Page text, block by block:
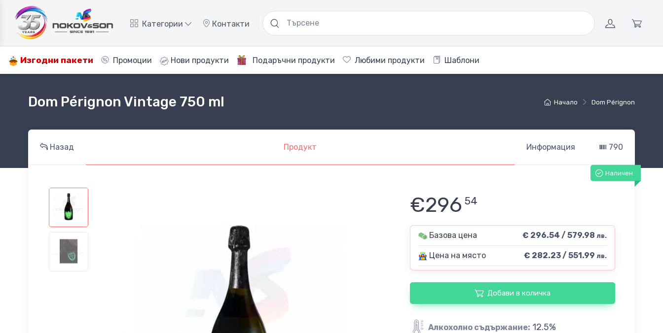
Категории Контакти
Изгодни пакети Промоции Нови продукти Подаръчни продукти Любими продукти Шаблони
Начало Dom Pérignon
Dom Pérignon Vintage 750 ml
Назад Продукт Информация 790
Наличен
€296 54
Базова цена € 296.54 / 579.98 лв.
Цена на място € 282.23 / 551.99 лв.
Добави в количка
Алкохолно съдържание: 12.5%